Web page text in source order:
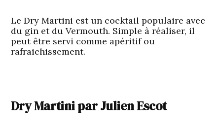
Le Dry Martini est un cocktail populaire avec
du gin et du Vermouth. Simple à réaliser, il
peut être servi comme apéritif ou
rafraichissement.
Dry Martini par Julien Escot